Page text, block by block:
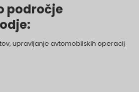
področje
upravljanje avtomobilskih operacij